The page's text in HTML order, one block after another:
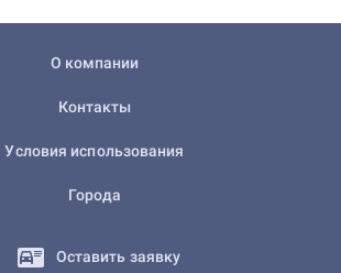
О компании
Контакты
Условия использования
Города
Оставить заявку